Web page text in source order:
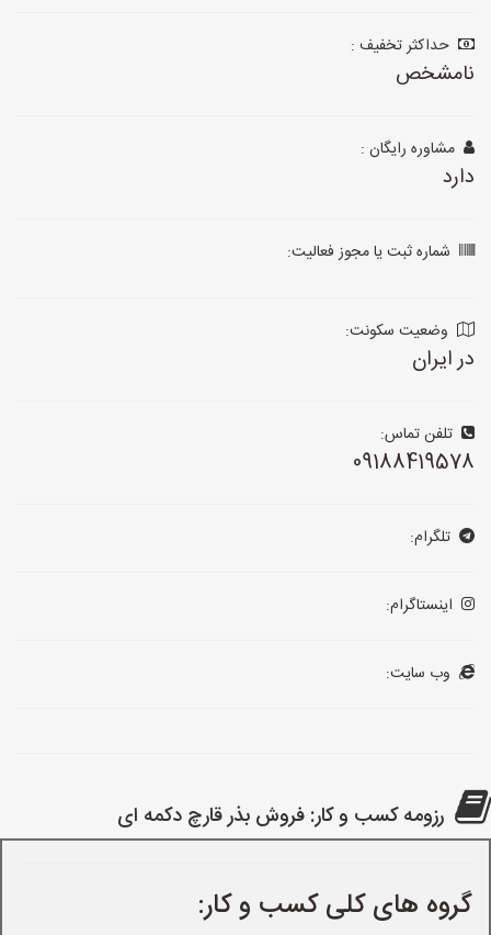
حداکثر تخفیف :
نامشخص
مشاوره رایگان :
دارد
شماره ثبت یا مجوز فعالیت:
وضعیت سکونت:
در ایران
تلفن تماس:
09188419578
تلگرام:
اینستاگرام:
وب سایت:
رزومه کسب و کار: فروش بذر قارچ دکمه ای
گروه های کلی کسب و کار: